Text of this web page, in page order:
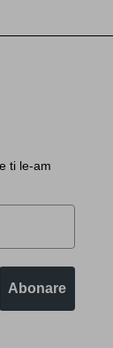
ti le-am
Abonare